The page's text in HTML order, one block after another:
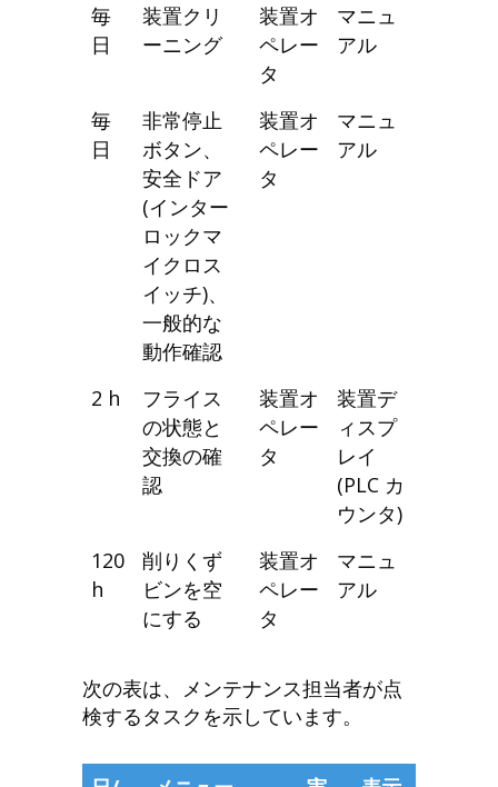
毎
日
装置クリ
ーニング
装置オ
ペレー
タ
マニュ
アル
毎
日
非常停止
ボタン、
安全ドア
(インター
ロックマ
イクロス
イッチ)、
一般的な
動作確認
装置オ
ペレー
タ
マニュ
アル
2 h
フライス
の状態と
交換の確
認
装置オ
ペレー
タ
装置デ
ィスプ
レイ
(PLC カ
ウンタ)
120
h
削りくず
ビンを空
にする
装置オ
ペレー
タ
マニュ
アル
次の表は、メンテナンス担当者が点
検するタスクを示しています。